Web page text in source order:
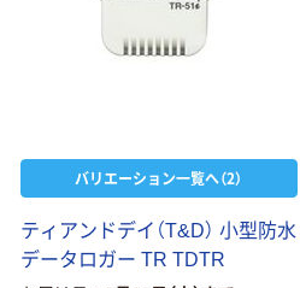
バリエーション一覧へ（2）
ティアンドデイ（T&D） 小型防水
データロガー TR TDTR